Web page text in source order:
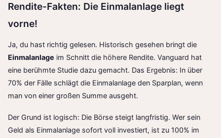
Rendite-Fakten: Die Einmalanlage liegt
vorne!
Ja, du hast richtig gelesen. Historisch gesehen bringt die
Einmalanlage im Schnitt die höhere Rendite. Vanguard hat
eine berühmte Studie dazu gemacht. Das Ergebnis: In über
70% der Fälle schlägt die Einmalanlage den Sparplan, wenn
man von einer großen Summe ausgeht.
Der Grund ist logisch: Die Börse steigt langfristig. Wer sein
Geld als Einmalanlage sofort voll investiert, ist zu 100% im